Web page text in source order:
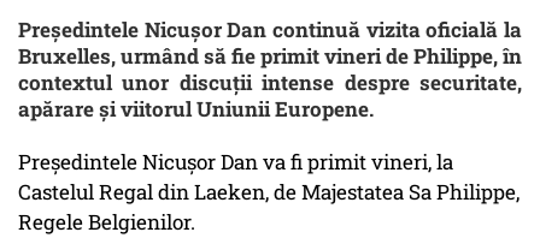
Președintele Nicuşor Dan continuă vizita oficială la
Bruxelles, urmând să fie primit vineri de Philippe, în
contextul unor discuții intense despre securitate,
apărare și viitorul Uniunii Europene.
Preşedintele Nicuşor Dan va fi primit vineri, la
Castelul Regal din Laeken, de Majestatea Sa Philippe,
Regele Belgienilor.